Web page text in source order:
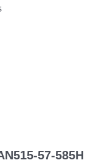
57-585H